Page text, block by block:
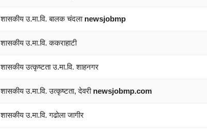
शासकीय उ.मा.वि. बालक चंदला newsjobmp
शासकीय उ.मा.वि. ककराहाटी
शासकीय उत्कृष्टता उ.मा.वि. शाहनगर
शासकीय उ.मा.वि. उत्कृष्टता, देवरी newsjobmp.com
शासकीय उ.मा.वि. गढोला जागीर